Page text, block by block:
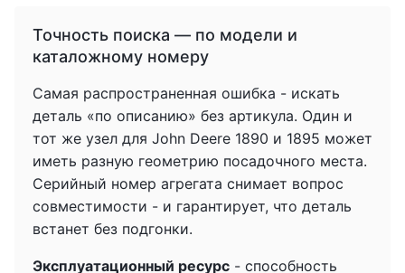
Точность поиска — по модели и
каталожному номеру
Самая распространенная ошибка - искать
деталь «по описанию» без артикула. Один и
тот же узел для John Deere 1890 и 1895 может
иметь разную геометрию посадочного места.
Серийный номер агрегата снимает вопрос
совместимости - и гарантирует, что деталь
встанет без подгонки.
Эксплуатационный ресурс - способность